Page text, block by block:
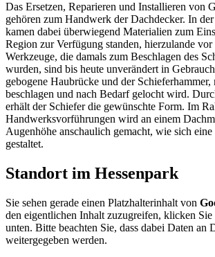
Das Ersetzen, Reparieren und Installieren von
gehören zum Handwerk der Dachdecker. In
kamen dabei überwiegend Materialien zum
Region zur Verfügung standen, hierzulande
Werkzeuge, die damals zum Beschlagen des
wurden, sind bis heute unverändert in
gebogene Haubrücke und der Schieferhammer,
beschlagen und nach Bedarf gelocht wird.
erhält der Schiefer die gewünschte Form. Im
Handwerksvorführungen wird an einem
Augenhöhe anschaulich gemacht, wie sich
gestaltet.
Standort im Hessenpark
Sie sehen gerade einen Platzhalterinhalt von
den eigentlichen Inhalt zuzugreifen, klicken
unten. Bitte beachten Sie, dass dabei Daten an
weitergegeben werden.